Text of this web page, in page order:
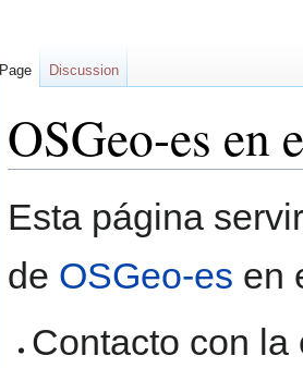
OSGeo-es en
to
to
Esta página
de OSGeo-es en
Contacto con
Page Discussion